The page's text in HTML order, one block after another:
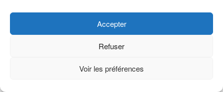
Accepter
Refuser
Voir les préférences